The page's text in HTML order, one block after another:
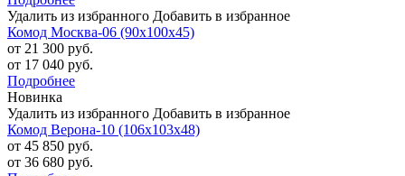
Удалить из избранного Добавить в избранное
Комод Москва-06 (90х100х45)
от 21 300 руб.
от 17 040 руб.
Подробнее
Новинка
Удалить из избранного Добавить в избранное
Комод Верона-10 (106х103х48)
от 45 850 руб.
от 36 680 руб.